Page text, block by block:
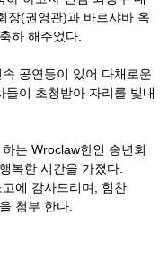
장(권영관)과 바르샤바 옥
하 해주었다.
공연등이 있어 다채로운
이 초청받아 자리를 빛내
는 Wroclaw한인 송년회
복한 시간을 가졌다.
에 감사드리며, 힘찬
첨부 한다.